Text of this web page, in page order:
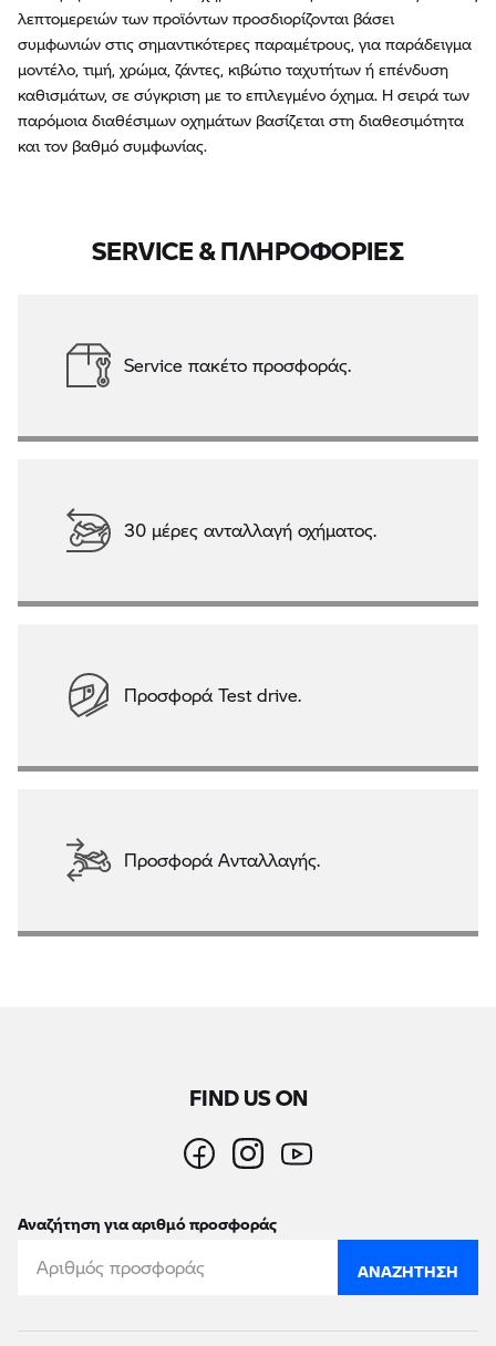
λεπτομερειών των προϊόντων προσδιορίζονται βάσει
συμφωνιών στις σημαντικότερες παραμέτρους, για παράδειγμα
μοντέλο, τιμή, χρώμα, ζάντες, κιβώτιο ταχυτήτων ή επένδυση
καθισμάτων, σε σύγκριση με το επιλεγμένο όχημα. Η σειρά των
παρόμοια διαθέσιμων οχημάτων βασίζεται στη διαθεσιμότητα
και τον βαθμό συμφωνίας.
SERVICE & ΠΛΗΡΟΦΟΡΙΕΣ
Service πακέτο προσφοράς.
30 μέρες ανταλλαγή οχήματος.
Προσφορά Test drive.
Προσφορά Ανταλλαγής.
FIND US ON
Αναζήτηση για αριθμό προσφοράς
ΑΝΑΖΉΤΗΣΗ